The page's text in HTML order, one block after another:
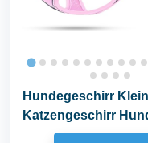
Hundegeschirr
Katzengeschirr
Leine,Curli...